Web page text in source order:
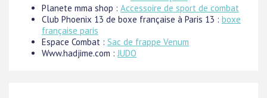
Planete mma shop : Accessoire de sport de combat
Club Phoenix 13 de boxe française à Paris 13 : boxe
française paris
Espace Combat : Sac de frappe Venum
Www.hadjime.com :JUDO